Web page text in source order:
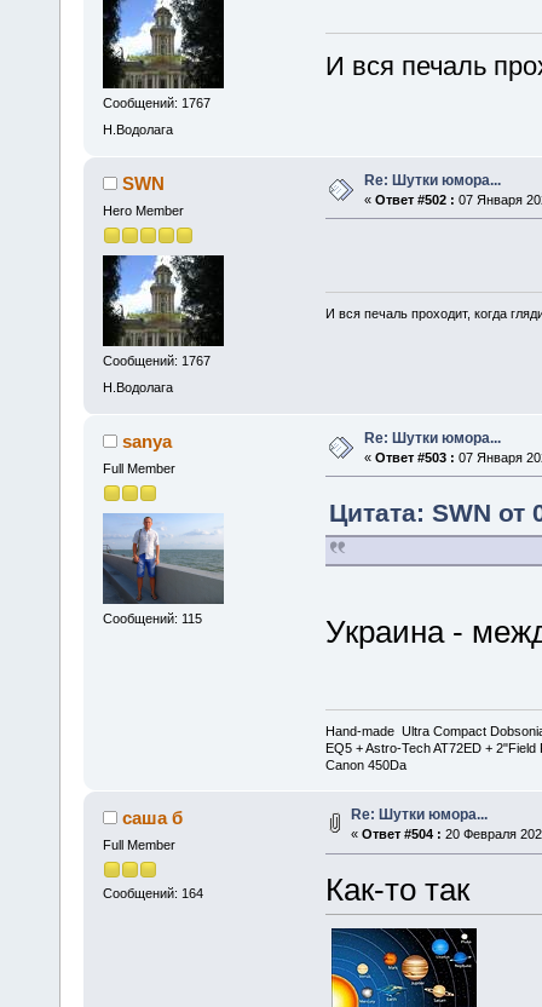
Сообщений: 1767
Н.Водолага
И вся печаль
SWN
Hero Member
Сообщений: 1767
Н.Водолага
Re: Шутки юмора...
« Ответ #502 : 07 Января
И вся печаль проходит, когда
sanya
Full Member
Сообщений: 115
Re: Шутки юмора...
« Ответ #503 : 07 Января
Цитата: SWN от
Украина -
Hand-made Ultra Compact
EQ5 + Astro-Tech AT72ED + 2"Field
Canon 450Da
саша б
Full Member
Сообщений: 164
Re: Шутки юмора...
« Ответ #504 : 20 Февраля
Как-то так